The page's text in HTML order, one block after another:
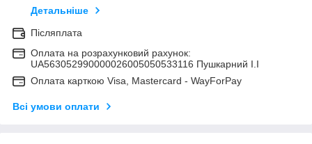
Детальніше
Післяплата
Оплата на розрахунковий рахунок:
UA563052990000026005050533116 Пушкарний І.І
Оплата карткою Visa, Mastercard - WayForPay
Всі умови оплати